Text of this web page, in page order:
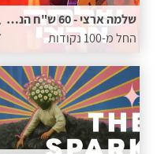
שלמה ארצי - 60 ש"ח הנחה לכרטיס בתוספת נקודות
החל מ-100 נקודות